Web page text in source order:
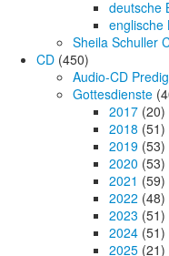
deutsche
englische
Sheila Schuller
CD (450)
Audio-CD
Gottesdienste
2017 (20)
2018 (51)
2019 (53)
2020 (53)
2021 (59)
2022 (48)
2023 (51)
2024 (51)
2025 (21)